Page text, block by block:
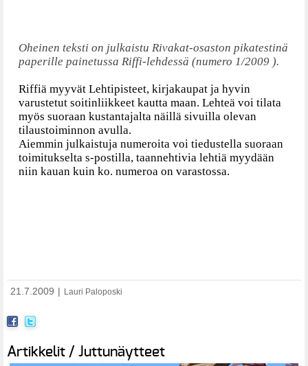
Oheinen teksti on julkaistu Rivakat-osaston pikatestinä
paperille painetussa Riffi-lehdessä (numero 1/2009 ).
Riffiä myyvät Lehtipisteet, kirjakaupat ja hyvin
varustetut soitinliikkeet kautta maan. Lehteä voi tilata
myös suoraan kustantajalta näillä sivuilla olevan
tilaustoiminnon avulla.
Aiemmin julkaistuja numeroita voi tiedustella suoraan
toimitukselta s-postilla, taannehtivia lehtiä myydään
niin kauan kuin ko. numeroa on varastossa.
21.7.2009 | Lauri Paloposki
Artikkelit / Juttunäytteet